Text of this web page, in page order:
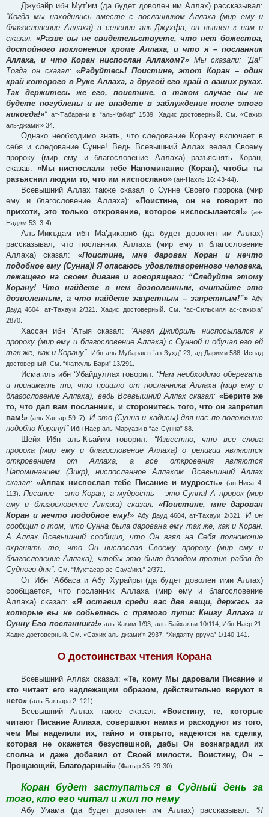
Джубайр ибн Мут’им (да будет доволен им Аллах) рассказывал:
“Когда мы находились вместе с посланником Аллаха (мир ему и
благословение Аллаха) в селении аль-Джухфа, он вышел к нам и
сказал: «Разве вы не свидетельствуете, что нет божества,
достойного поклонения кроме Аллаха, и что я – посланник
Аллаха, и что Коран ниспослан Аллахом?»Мы сказали: “Да!”
Тогда он сказал: «Радуйтесь! Поистине, этот Коран – один
край которого в Руке Аллаха, а другой его край в ваших руках.
Так держитесь же его, поистине, в таком случае вы не
будете погублены и не впадете в заблуждение после этого
никогда!»” ат-Табарани в “аль-Кабир” 1539. Хадис достоверный. См. «Сахих
аль-джами’» 34.
Однако необходимо знать, что следование Корану включает в
себя и следование Сунне! Ведь Всевышний Аллах велел Своему
пророку (мир ему и благословение Аллаха) разъяснять Коран,
сказав: «Мы ниспослали тебе Напоминание (Коран), чтобы ты
разъяснил людям то, что им ниспослано» (ан-Нахль 16: 43-44).
Всевышний Аллах также сказал о Сунне Своего пророка (мир
ему и благословение Аллаха): «Поистине, он не говорит по
прихоти, это только откровение, которое ниспосылается!» (ан-
Наджм 53: 3-4).
Аль-Микъдам ибн Ма’дикариб (да будет доволен им Аллах)
рассказывал, что посланник Аллаха (мир ему и благословение
Аллаха) сказал: «Поистине, мне дарован Коран и нечто
подобное ему (Сунна)! Я опасаюсь удовлетворенного человека,
лежащего на своем диване и говорящего: “Следуйте этому
Корану! Что найдете в нем дозволенным, считайте это
дозволенным, а что найдете запретным – запретным!”» Абу
Дауд 4604, ат-Тахауи 2/321. Хадис достоверный. См. “ас-Сильсиля ас-сахиха”
2870.
Хассан ибн ‘Атыя сказал: “Ангел Джибриль ниспосылался к
пророку (мир ему и благословение Аллаха) с Сунной и обучал его ей
так же, как и Корану”.
Ибн аль-Мубарак в “аз-Зухд” 23, ад-Дарими 588. Иснад
достоверный. См. “Фатхуль-Бари” 13/291.
Исма’иль ибн ‘Убайдуллах говорил: “Нам необходимо оберегать
и принимать то, что пришло от посланника Аллаха (мир ему и
благословение Аллаха), ведь Всевышний Аллах сказал: «Берите же
то, что дал вам посланник, и сторонитесь того, что он запретил
вам!» (аль-Хашар 59: 7).
И это (Сунна и хадисы) для нас по положению
подобно Корану!” Ибн Наср аль-Маруази в “ас-Сунна” 88.
Шейх Ибн аль-Къайим говорил: “Известно, что все слова
пророка (мир ему и благословение Аллаха) о религии являются
откровением от Аллаха, а все откровения являются
Напоминанием (Зикр), ниспосланное Аллахом. Всевышний Аллах
сказал: «Аллах ниспослал тебе Писание и мудрость» (ан-Ниса 4:
113).
Писание – это Коран, а мудрость – это Сунна! А пророк (мир
ему и благословение Аллаха) сказал:«Поистине, мне дарован
Коран и нечто подобное ему!» Абу Дауд 4604, ат-Тахауи 2/321.
И он
сообщил о том, что Сунна была дарована ему так же, как и Коран.
А Аллах Всевышний сообщил, что Он взял на Себя полномочие
охранять то, что Он ниспослал Своему пророку (мир ему и
благословение Аллаха), чтобы это было доводом против рабов до
Судного дня”. См. “Мухтасар ас-Сауа’икъ” 2/371.
От Ибн ‘Аббаса и Абу Хурайры (да будет доволен ими Аллах)
сообщается, что посланник Аллаха (мир ему и благословение
Аллаха) сказал:«Я оставил среди вас две вещи, держась за
которые вы не собьетесь с прямого пути: Книгу Аллаха и
Сунну Его посланника!» аль-Хаким 1/93, аль-Байхакъи 10/114, Ибн Наср 21.
Хадис достоверный. См. «Сахих аль-джами’» 2937, “Хидаяту-ррууа” 1/140-141.
О достоинствах чтения Корана
Всевышний Аллах сказал:«Те, кому Мы даровали Писание и
кто читает его надлежащим образом, действительно веруют в
него» (аль-Бакъара 2: 121).
Всевышний Аллах также сказал:«Воистину, те, которые
читают Писание Аллаха, совершают намаз и расходуют из того,
чем Мы наделили их, тайно и открыто, надеются на сделку,
которая не окажется безуспешной, дабы Он вознаградил их
сполна и даже добавил от Своей милости. Воистину, Он –
Прощающий, Благодарный» (Фатыр 35: 29-30).
Коран будет заступаться в Судный день за
того, кто его читал и жил по нему
Абу Умама (да будет доволен им Аллах) рассказывал: “Я